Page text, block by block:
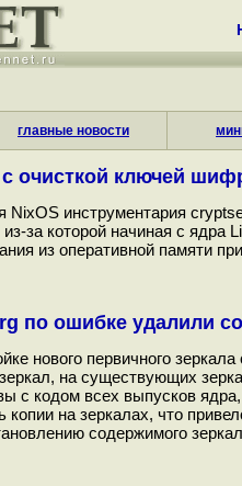
главные новости
очисткой ключей
NixOS инструментария
за которой начиная с
из оперативной памяти
по ошибке удалили
нового первичного
на существующих
с кодом всех выпусков
на зеркалах, что
содержимого